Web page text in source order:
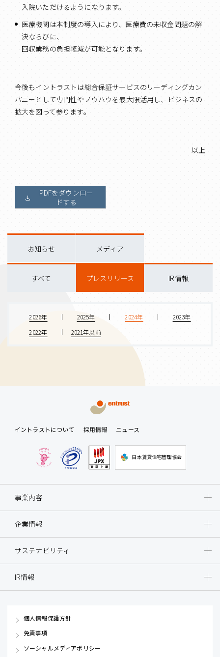
入院いただけるようになります。
医療機関は本制度の導入により、医療費の未収金問題の解
決ならびに、
回収業務の負担軽減が可能となります。
今後もイントラストは総合保証サービスのリーディングカン
パニーとして専門性やノウハウを最大限活用し、ビジネスの
拡大を図って参ります。
以上
PDFをダウンロー
ドする
すべて プレスリリース IR情報
お知らせ メディア
2026年 2025年 2024年
2023年
2022年
2021年以前
イントラストについて 採用情報 ニュース
日本賃貸住宅管理協会
事業内容
企業情報
サステナビリティ
IR情報
個人情報保護方針
免責事項
ソーシャルメディアポリシー